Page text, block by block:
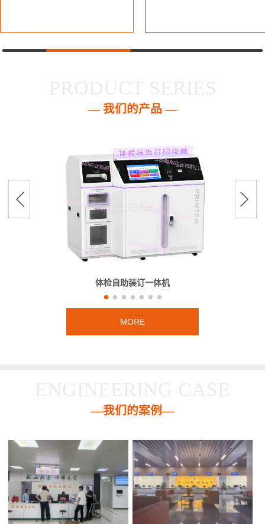
— 我们的产品 —
体检自助装订一体机
MORE
—我们的案例—